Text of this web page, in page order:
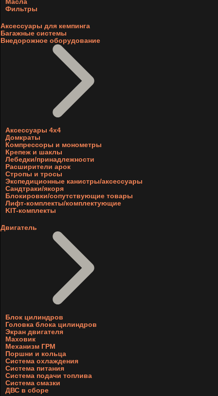
Фильтры
Аксессуары для кемпинга
Багажные системы
Внедорожное оборудование
Аксессуары 4х4
Домкраты
Компрессоры и монометры
Крепеж и шаклы
Лебедки/принадлежности
Расширители арок
Стропы и тросы
Экспедиционные канистры/аксессуары
Сандтраки/якоря
Блокировки/сопутствующие товары
Лифт-комплекты/комплектующие
KIT-комплекты
Двигатель
Блок цилиндров
Головка блока цилиндров
Экран двигателя
Маховик
Механизм ГРМ
Поршни и кольца
Система охлаждения
Система питания
Система подачи топлива
Система смазки
ДВС в сборе